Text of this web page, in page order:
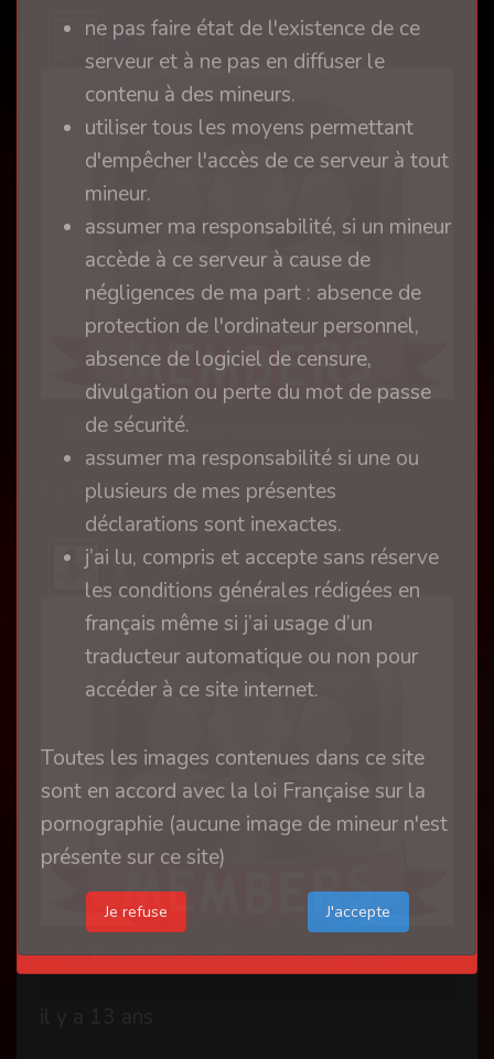
loupiau
il y a 13 ans
TSM
La fessée Marseillaise version TSM
ne pas faire état de l'existence de ce
serveur et à ne pas en diffuser le
contenu à des mineurs.
utiliser tous les moyens permettant
d'empêcher l'accès de ce serveur à tout
mineur.
assumer ma responsabilité, si un mineur
accède à ce serveur à cause de
négligences de ma part : absence de
protection de l'ordinateur personnel,
absence de logiciel de censure,
divulgation ou perte du mot de passe
de sécurité.
assumer ma responsabilité si une ou
plusieurs de mes présentes
déclarations sont inexactes.
j’ai lu, compris et accepte sans réserve
les conditions générales rédigées en
français même si j’ai usage d’un
traducteur automatique ou non pour
accéder à ce site internet.
Toutes les images contenues dans ce site
sont en accord avec la loi Française sur la
pornographie (aucune image de mineur n'est
présente sur ce site)
Je refuse